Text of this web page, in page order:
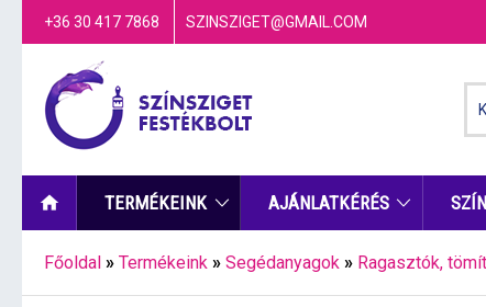
+36 30 417 7868 SZINSZIGET@GMAIL.COM
TERMÉKEINK AJÁNLATKÉRÉS
Főoldal » Termékeink » Segédanyagok » Ragasztók,